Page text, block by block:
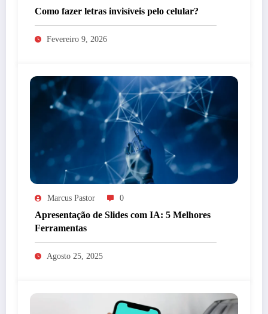
Como fazer letras invisíveis pelo celular?
Fevereiro 9, 2026
Marcus Pastor 0
Apresentação de Slides com IA: 5 Melhores
Ferramentas
Agosto 25, 2025